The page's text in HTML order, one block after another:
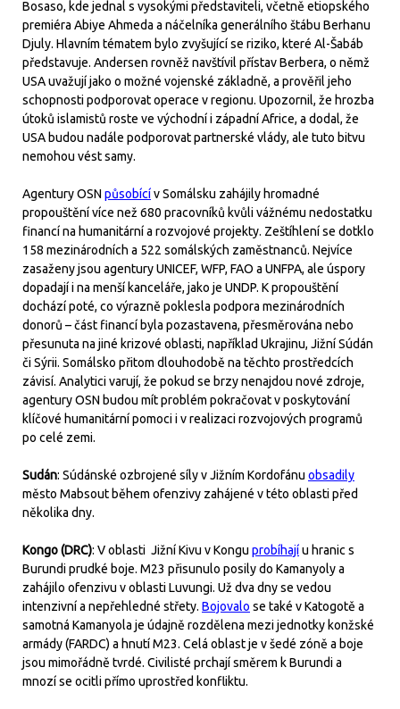
Bosaso, kde jednal s vysokými představiteli, včetně etiopského
premiéra Abiye Ahmeda a náčelníka generálního štábu Berhanu
Djuly. Hlavním tématem bylo zvyšující se riziko, které Al-Šabáb
představuje. Andersen rovněž navštívil přístav Berbera, o němž
USA uvažují jako o možné vojenské základně, a prověřil jeho
schopnosti podporovat operace v regionu. Upozornil, že hrozba
útoků islamistů roste ve východní i západní Africe, a dodal, že
USA budou nadále podporovat partnerské vlády, ale tuto bitvu
nemohou vést samy.
Agentury OSN působícív Somálsku zahájily hromadné
propouštění více než 680 pracovníků kvůli vážnému nedostatku
financí na humanitární a rozvojové projekty. Zeštíhlení se dotklo
158 mezinárodních a 522 somálských zaměstnanců. Nejvíce
zasaženy jsou agentury UNICEF, WFP, FAO a UNFPA, ale úspory
dopadají i na menší kanceláře, jako je UNDP. K propouštění
dochází poté, co výrazně poklesla podpora mezinárodních
donorů – část financí byla pozastavena, přesměrována nebo
přesunuta na jiné krizové oblasti, například Ukrajinu, Jižní Súdán
či Sýrii. Somálsko přitom dlouhodobě na těchto prostředcích
závisí. Analytici varují, že pokud se brzy nenajdou nové zdroje,
agentury OSN budou mít problém pokračovat v poskytování
klíčové humanitární pomoci i v realizaci rozvojových programů
po celé zemi.
Sudán: Súdánské ozbrojené síly v Jižním Kordofánu obsadily
město Mabsout během ofenzivy zahájené v této oblasti před
několika dny.
Kongo (DRC): V oblasti Jižní Kivu v Kongu probíhajíu hranic s
Burundi prudké boje. M23 přisunulo posily do Kamanyoly a
zahájilo ofenzivu v oblasti Luvungi. Už dva dny se vedou
intenzivní a nepřehledné střety. Bojovalo se také v Katogotě a
samotná Kamanyola je údajně rozdělena mezi jednotky konžské
armády (FARDC) a hnutí M23. Celá oblast je v šedé zóně a boje
jsou mimořádně tvrdé. Civilisté prchají směrem k Burundi a
mnozí se ocitli přímo uprostřed konfliktu.